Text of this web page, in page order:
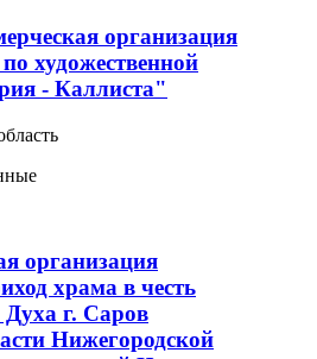
организация
художественной
- Каллиста"
организация
храма в честь
г. Саров
Нижегородской